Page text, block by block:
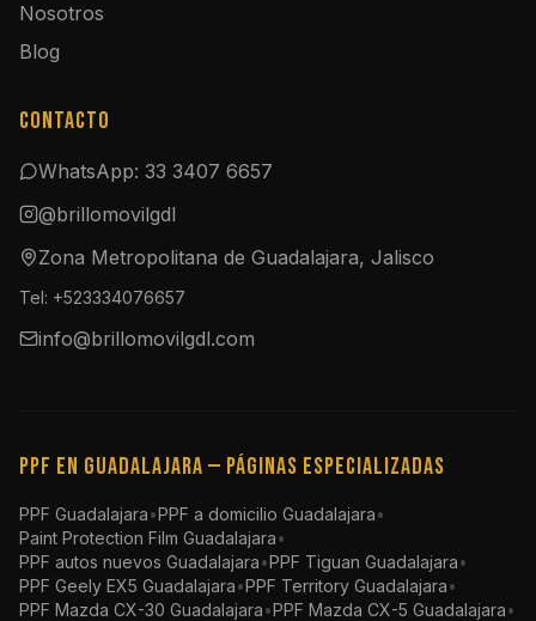
Nosotros
Blog
Contacto
WhatsApp: 33 3407 6657
@brillomovilgdl
Zona Metropolitana de Guadalajara, Jalisco
Tel: +523334076657
info@brillomovilgdl.com
PPF en Guadalajara — Páginas especializadas
PPF Guadalajara•PPF a domicilio Guadalajara•
Paint Protection Film Guadalajara•
PPF autos nuevos Guadalajara•PPF Tiguan Guadalajara•
PPF Geely EX5 Guadalajara•PPF Territory Guadalajara•
PPF Mazda CX-30 Guadalajara•PPF Mazda CX-5 Guadalajara•